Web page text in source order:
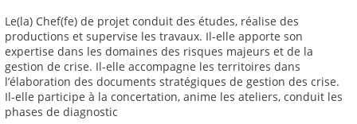
Le(la) Chef(fe) de projet conduit des études, réalise des
productions et supervise les travaux. Il-elle apporte son
expertise dans les domaines des risques majeurs et de la
gestion de crise. Il-elle accompagne les territoires dans
l’élaboration des documents stratégiques de gestion des crise.
Il-elle participe à la concertation, anime les ateliers, conduit les
phases de diagnostic